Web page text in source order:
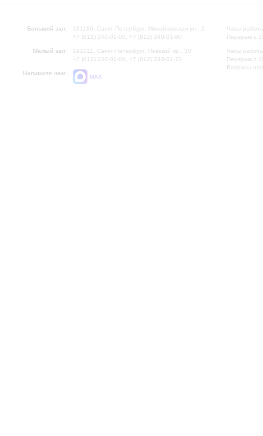
Большой зал:
191186, Санкт-Петербург, Михайловская ул., 2
+7 (812) 240-01-00, +7 (812) 240-01-80
Малый зал:
191011, Санкт-Петербург, Невский пр., 30
+7 (812) 240-01-00, +7 (812) 240-01-70
Напишите нам:
MAX
Часы
Перерыв с
Часы
Перерыв с
Вопросы